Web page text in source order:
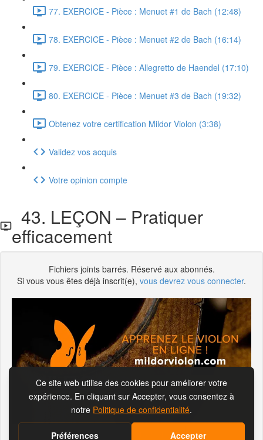
77. EXERCICE - Pièce : Menuet #1 de Bach (12:48)
78. EXERCICE - Pièce : Menuet #2 de Bach (16:14)
79. EXERCICE - Pièce : Allegretto de Haendel (17:10)
80. EXERCICE - Pièce : Menuet #3 de Bach (19:32)
Obtenez votre certification Mildor Violon (3:38)
Validez vos acquis
Votre opinion compte
43. LEÇON – Pratiquer
efficacement
Fichiers joints barrés. Réservé aux abonnés.
Si vous vous êtes déjà inscrit(e), vous devrez vous connecter.
S'abonner pour visionner